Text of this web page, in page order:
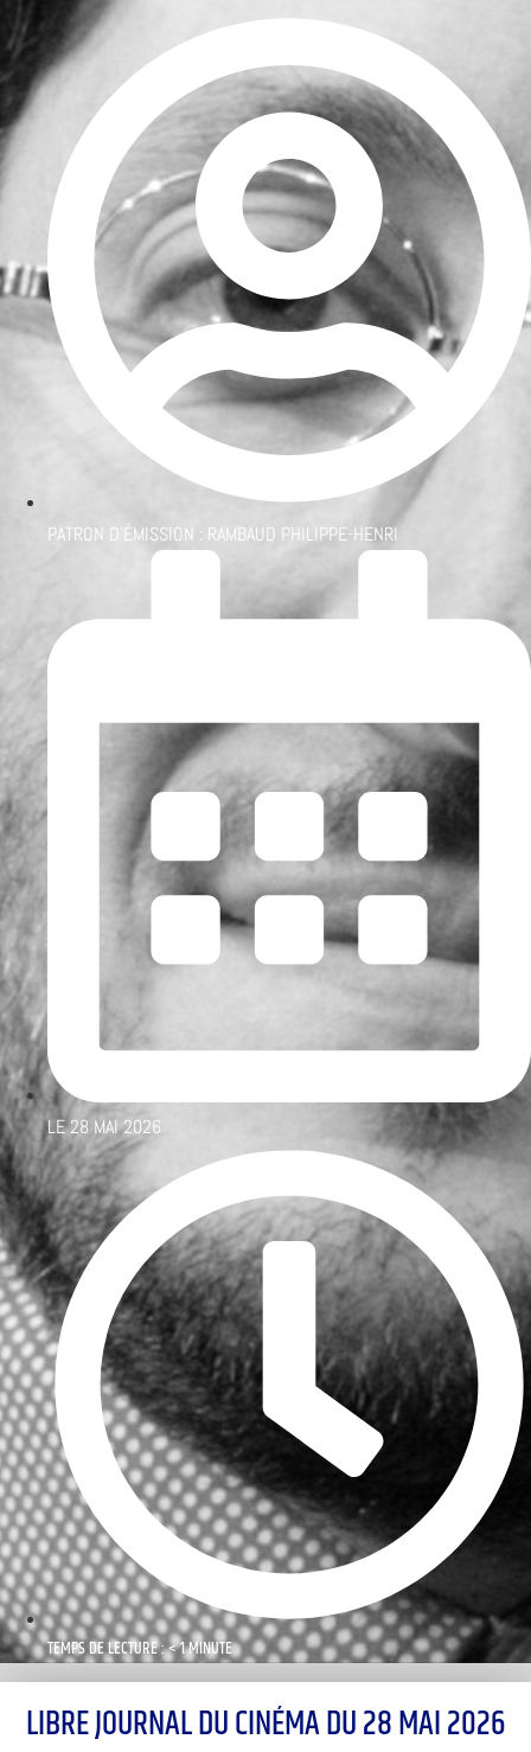
PATRON D'ÉMISSION : RAMBAUD PHILIPPE-HENRI
LE28 MAI 2026
TEMPS DE LECTURE : < 1 MINUTE
LIBRE JOURNAL DU CINÉMA DU 28 MAI 2026